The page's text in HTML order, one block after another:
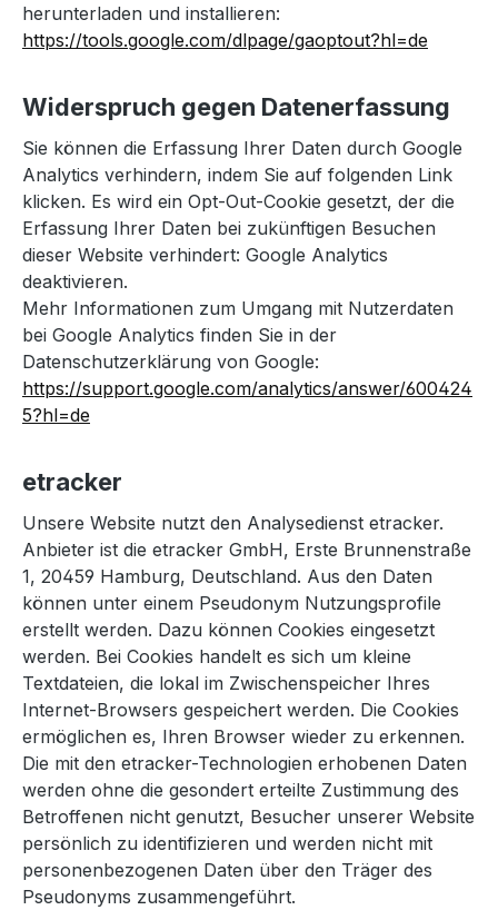
herunterladen und installieren:
https://tools.google.com/dlpage/gaoptout?hl=de
Widerspruch gegen Datenerfassung
Sie können die Erfassung Ihrer Daten durch Google
Analytics verhindern, indem Sie auf folgenden Link
klicken. Es wird ein Opt-Out-Cookie gesetzt, der die
Erfassung Ihrer Daten bei zukünftigen Besuchen
dieser Website verhindert: Google Analytics
deaktivieren.
Mehr Informationen zum Umgang mit Nutzerdaten
bei Google Analytics finden Sie in der
Datenschutzerklärung von Google:
https://support.google.com/analytics/answer/600424
5?hl=de
etracker
Unsere Website nutzt den Analysedienst etracker.
Anbieter ist die etracker GmbH, Erste Brunnenstraße
1, 20459 Hamburg, Deutschland. Aus den Daten
können unter einem Pseudonym Nutzungsprofile
erstellt werden. Dazu können Cookies eingesetzt
werden. Bei Cookies handelt es sich um kleine
Textdateien, die lokal im Zwischenspeicher Ihres
Internet-Browsers gespeichert werden. Die Cookies
ermöglichen es, Ihren Browser wieder zu erkennen.
Die mit den etracker-Technologien erhobenen Daten
werden ohne die gesondert erteilte Zustimmung des
Betroffenen nicht genutzt, Besucher unserer Website
persönlich zu identifizieren und werden nicht mit
personenbezogenen Daten über den Träger des
Pseudonyms zusammengeführt.